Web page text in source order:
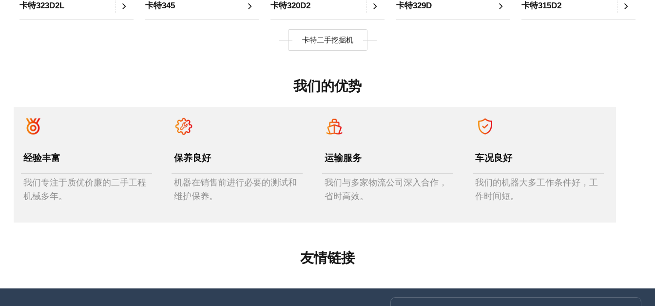
卡特323D2L 卡特345 卡特320D2 卡特329D 卡特315D2
卡特二手挖掘机
我们的优势
经验丰富
我们专注于质优价廉的二手工程
机械多年。
保养良好
机器在销售前进行必要的测试和
维护保养。
运输服务
我们与多家物流公司深入合作，
省时高效。
车况良好
我们的机器大多工作条件好，工
作时间短。
友情链接